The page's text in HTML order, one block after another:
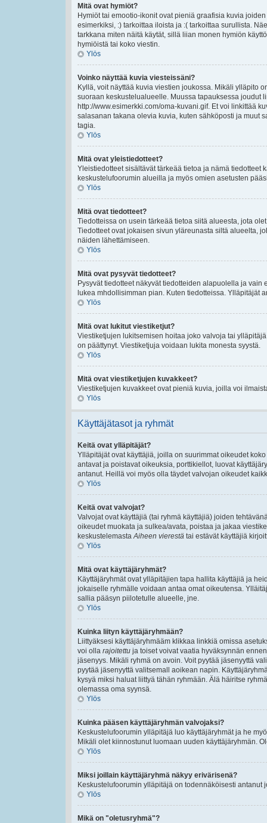
Mitä ovat hymiöt?
Hymiöt tai emootio-ikonit ovat pieniä graafisia kuvia
esimerkiksi, :) tarkoittaa iloista ja :( tarkoittaa surullista.
tarkkana miten näitä käytät, sillä liian monen hymiön
hymiöistä tai koko viestin.
Ylös
Voinko näyttää kuvia viesteissäni?
Kyllä, voit näyttää kuvia viestien joukossa. Mikäli ylläpito
suoraan keskustelualueelle. Muussa tapauksessa joudut
http://www.esimerkki.com/oma-kuvani.gif. Et voi linkittää
salasanan takana olevia kuvia, kuten sähköposti ja muut
tagia.
Ylös
Mitä ovat yleistiedotteet?
Yleistiedotteet sisältävät tärkeää tietoa ja nämä
keskustelufoorumin alueilla ja myös omien asetusten
Ylös
Mitä ovat tiedotteet?
Tiedotteissa on usein tärkeää tietoa siitä alueesta, jota
Tiedotteet ovat jokaisen sivun yläreunasta siltä alueelta,
näiden lähettämiseen.
Ylös
Mitä ovat pysyvät tiedotteet?
Pysyvät tiedotteet näkyvät tiedotteiden alapuolella ja
lukea mhdollisimman pian. Kuten tiedotteissa. Ylläpitäjät
Ylös
Mitä ovat lukitut viestiketjut?
Viestiketjujen lukitsemisen hoitaa joko valvoja tai
on päättynyt. Viestiketjuja voidaan lukita monesta syystä.
Ylös
Mitä ovat viestiketjujen kuvakkeet?
Viestiketjujen kuvakkeet ovat pieniä kuvia, joilla voi
Ylös
Käyttäjätasot ja ryhmät
Keitä ovat ylläpitäjät?
Ylläpitäjät ovat käyttäjiä, joilla on suurimmat oikeudet
antavat ja poistavat oikeuksia, porttikiellot, luovat
antanut. Heillä voi myös olla täydet valvojan oikeudet
Ylös
Keitä ovat valvojat?
Valvojat ovat käyttäjiä (tai ryhmä käyttäjiä) joiden
oikeudet muokata ja sulkea/avata, poistaa ja jakaa
keskustelemastaAiheen vierestä tai estävät käyttäjiä
Ylös
Mitä ovat käyttäjäryhmät?
Käyttäjäryhmät ovat ylläpitäjien tapa hallita käyttäjiä ja
jokaiselle ryhmälle voidaan antaa omat oikeutensa.
sallia pääsyn piilotetulle alueelle, jne.
Ylös
Kuinka liityn käyttäjäryhmään?
Liittyäksesi käyttäjäryhmääm klikkaa linkkiä omissa
voi olla rajoitettu ja toiset voivat vaatia hyväksynnän
jäsenyys. Mikäli ryhmä on avoin. Voit pyytää jäsenyyttä
pyytää jäsenyyttä valitsemall aoikean napin.
kysyä miksi haluat liittyä tähän ryhmään. Älä häiritse
olemassa oma syynsä.
Ylös
Kuinka pääsen käyttäjäryhmän valvojaksi?
Keskustelufoorumin ylläpitäjä luo käyttäjäryhmät ja he
Mikäli olet kiinnostunut luomaan uuden käyttäjäryhmän.
Ylös
Miksi joillain käyttäjäryhmä näkyy erivärisenä?
Keskustelufoorumin ylläpitäjä on todennäköisesti
Ylös
Mikä on "oletusryhmä"?